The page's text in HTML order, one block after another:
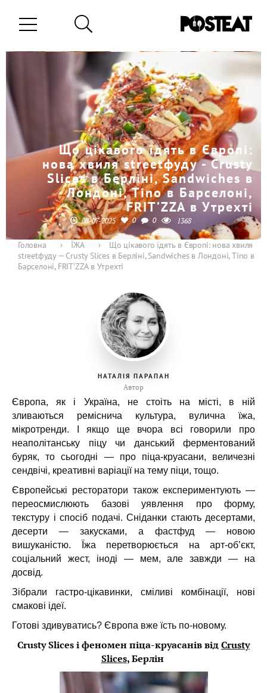
Що цікавого їдять в Європі:
нова хвиля streetфуду - Crusty
Slices в Берліні, Sandwiches в
Лондоні, Tino в Барселоні,
FRIT’ZZA в Утрехті
08-07-2025 0 0 1368
Головна › ЇЖА ›
Що цікавого їдять в Європі: нова хвиля
streetфуду — Crusty Slices в Берліні, Sandwiches в Лондоні, Tino в
Барселоні, FRIT’ZZA в Утрехті
НАТАЛІЯ ПАРАПАН
Автор
Європа, як і Україна, не стоіть на місті, в ній
зливаються реміснича культура, вулична їжа,
мікротренди. І якщо ще вчора всі говорили про
неаполітанську піцу чи данський ферментований
буряк, то сьогодні — про піца-круасани, величезні
сендвічі, креативні варіації на тему піци, тощо.
Європейські ресторатори також експериментують —
переосмислюють базові уявлення про форму,
текстуру і спосіб подачі. Сніданки стають десертами,
десерти — закусками, а фастфуд — новою
вишуканістю. Їжа перетворюється на арт-об’єкт,
соціальний жест, іноді — мем, але завжди — на
досвід.
Зібрали гастро-цікавинки, сміливі комбінації, нові
смакові ідеї.
Готові здивуватись? Європа вже їсть по-новому.
Crusty Slices і феномен піца-круасанів відCrusty
Slices, Берлін